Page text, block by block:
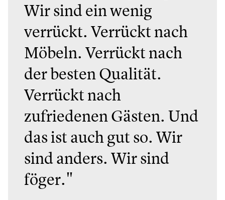
Wir sind ein wenig
verrückt. Verrückt nach
Möbeln. Verrückt nach
der besten Qualität.
Verrückt nach
zufriedenen Gästen. Und
das ist auch gut so. Wir
sind anders. Wir sind
föger."